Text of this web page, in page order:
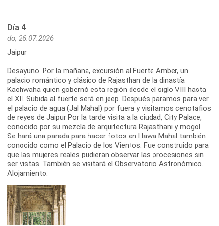
Día 4
do, 26.07.2026
Jaipur
Desayuno. Por la mañana, excursión al Fuerte Amber, un
palacio romántico y clásico de Rajasthan de la dinastía
Kachwaha quien gobernó esta región desde el siglo VIII hasta
el XII. Subida al fuerte será en jeep. Después paramos para ver
el palacio de agua (Jal Mahal) por fuera y visitamos cenotafios
de reyes de Jaipur Por la tarde visita a la ciudad, City Palace,
conocido por su mezcla de arquitectura Rajasthani y mogol.
Se hará una parada para hacer fotos en Hawa Mahal también
conocido como el Palacio de los Vientos. Fue construido para
que las mujeres reales pudieran observar las procesiones sin
ser vistas. También se visitará el Observatorio Astronómico.
Alojamiento.